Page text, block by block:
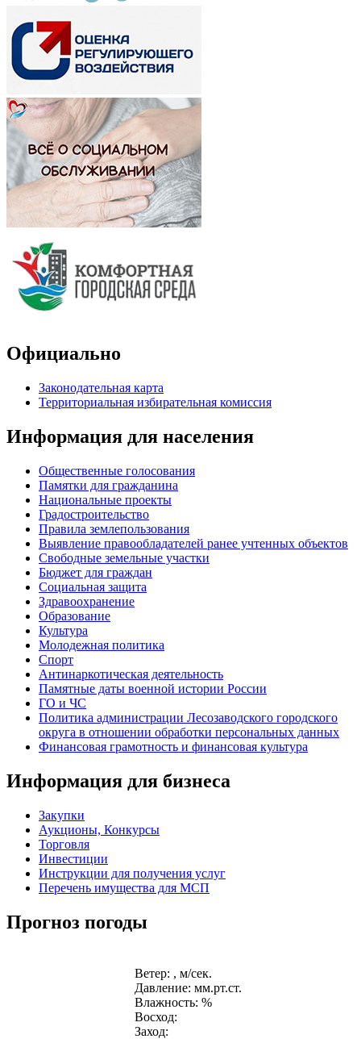
Официально
Законодательная карта
Территориальная избирательная комиссия
Информация для населения
Общественные голосования
Памятки для гражданина
Национальные проекты
Градостроительство
Правила землепользования
Выявление правообладателей ранее учтенных объектов
Свободные земельные участки
Бюджет для граждан
Социальная защита
Здравоохранение
Образование
Культура
Молодежная политика
Спорт
Антинаркотическая деятельность
Памятные даты военной истории России
ГО и ЧС
Политика администрации Лесозаводского городского
округа в отношении обработки персональных данных
Финансовая грамотность и финансовая культура
Информация для бизнеса
Закупки
Аукционы, Конкурсы
Торговля
Инвестиции
Инструкции для получения услуг
Перечень имущества для МСП
Прогноз погоды
Ветер: , м/сек.
Давление: мм.рт.ст.
Влажность: %
Восход:
Заход: